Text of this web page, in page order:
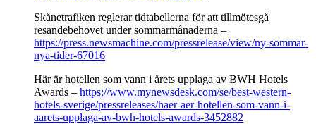
Skånetrafiken reglerar tidtabellerna för att tillmötesgå
resandebehovet under sommarmånaderna –
https://press.newsmachine.com/pressrelease/view/ny-sommar-
nya-tider-67016
Här är hotellen som vann i årets upplaga av BWH Hotels
Awards – https://www.mynewsdesk.com/se/best-western-
hotels-sverige/pressreleases/haer-aer-hotellen-som-vann-i-
aarets-upplaga-av-bwh-hotels-awards-3452882